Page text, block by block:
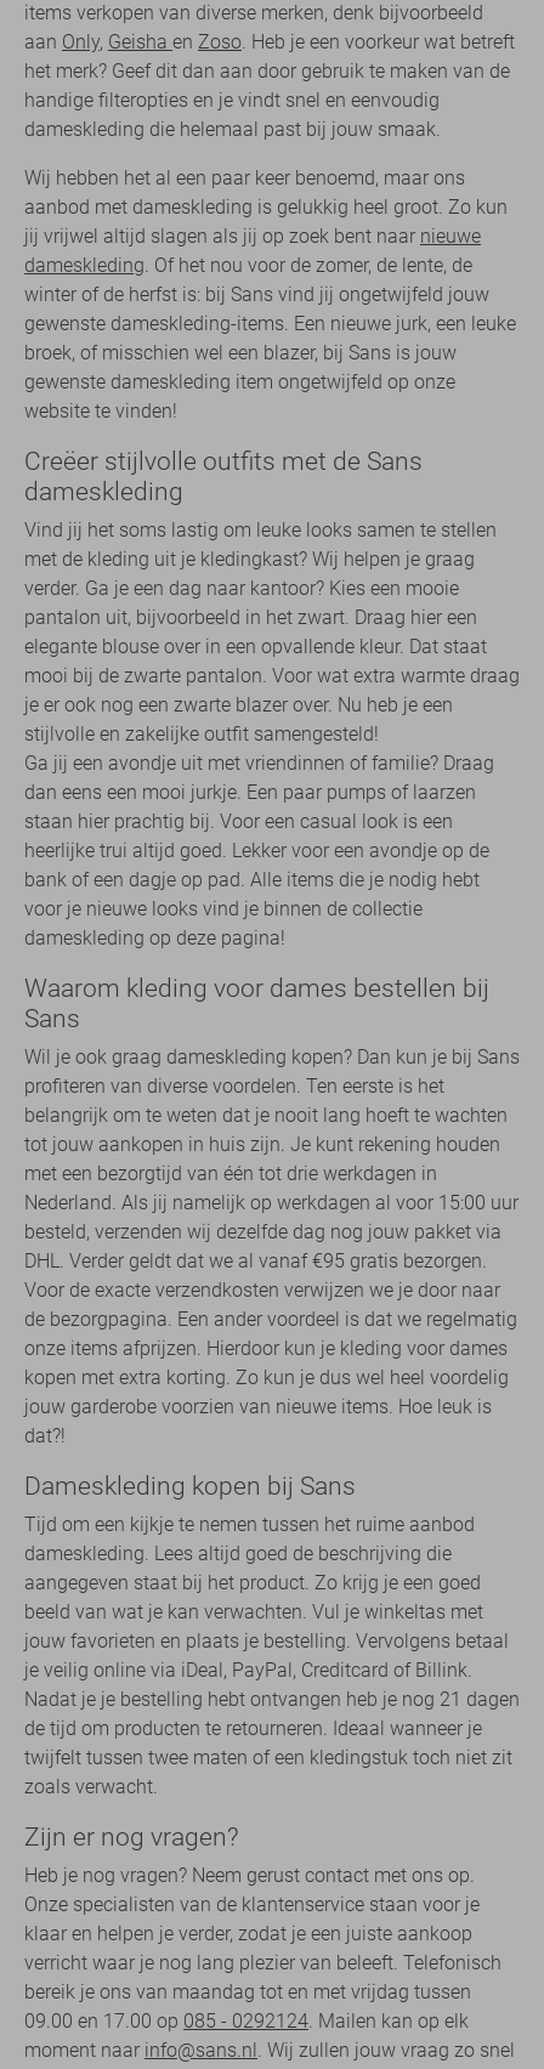
items verkopen van diverse merken, denk bijvoorbeeld
aan Only, Geisha en Zoso. Heb je een voorkeur wat betreft
het merk? Geef dit dan aan door gebruik te maken van de
handige filteropties en je vindt snel en eenvoudig
dameskleding die helemaal past bij jouw smaak.
Wij hebben het al een paar keer benoemd, maar ons
aanbod met dameskleding is gelukkig heel groot. Zo kun
jij vrijwel altijd slagen als jij op zoek bent naar nieuwe
dameskleding. Of het nou voor de zomer, de lente, de
winter of de herfst is: bij Sans vind jij ongetwijfeld jouw
gewenste dameskleding-items. Een nieuwe jurk, een leuke
broek, of misschien wel een blazer, bij Sans is jouw
gewenste dameskleding item ongetwijfeld op onze
website te vinden!
Creëer stijlvolle outfits met de Sans
dameskleding
Vind jij het soms lastig om leuke looks samen te stellen
met de kleding uit je kledingkast? Wij helpen je graag
verder. Ga je een dag naar kantoor? Kies een mooie
pantalon uit, bijvoorbeeld in het zwart. Draag hier een
elegante blouse over in een opvallende kleur. Dat staat
mooi bij de zwarte pantalon. Voor wat extra warmte draag
je er ook nog een zwarte blazer over. Nu heb je een
stijlvolle en zakelijke outfit samengesteld!
Ga jij een avondje uit met vriendinnen of familie? Draag
dan eens een mooi jurkje. Een paar pumps of laarzen
staan hier prachtig bij. Voor een casual look is een
heerlijke trui altijd goed. Lekker voor een avondje op de
bank of een dagje op pad. Alle items die je nodig hebt
voor je nieuwe looks vind je binnen de collectie
dameskleding op deze pagina!
Waarom kleding voor dames bestellen bij
Sans
Wil je ook graag dameskleding kopen? Dan kun je bij Sans
profiteren van diverse voordelen. Ten eerste is het
belangrijk om te weten dat je nooit lang hoeft te wachten
tot jouw aankopen in huis zijn. Je kunt rekening houden
met een bezorgtijd van één tot drie werkdagen in
Nederland. Als jij namelijk op werkdagen al voor 15:00 uur
besteld, verzenden wij dezelfde dag nog jouw pakket via
DHL. Verder geldt dat we al vanaf €95 gratis bezorgen.
Voor de exacte verzendkosten verwijzen we je door naar
de bezorgpagina. Een ander voordeel is dat we regelmatig
onze items afprijzen. Hierdoor kun je kleding voor dames
kopen met extra korting. Zo kun je dus wel heel voordelig
jouw garderobe voorzien van nieuwe items. Hoe leuk is
dat?!
Dameskleding kopen bij Sans
Tijd om een kijkje te nemen tussen het ruime aanbod
dameskleding. Lees altijd goed de beschrijving die
aangegeven staat bij het product. Zo krijg je een goed
beeld van wat je kan verwachten. Vul je winkeltas met
jouw favorieten en plaats je bestelling. Vervolgens betaal
je veilig online via iDeal, PayPal, Creditcard of Billink.
Nadat je je bestelling hebt ontvangen heb je nog 21 dagen
de tijd om producten te retourneren. Ideaal wanneer je
twijfelt tussen twee maten of een kledingstuk toch niet zit
zoals verwacht.
Zijn er nog vragen?
Heb je nog vragen? Neem gerust contact met ons op.
Onze specialisten van de klantenservice staan voor je
klaar en helpen je verder, zodat je een juiste aankoop
verricht waar je nog lang plezier van beleeft. Telefonisch
bereik je ons van maandag tot en met vrijdag tussen
09.00 en 17.00 op 085 - 0292124. Mailen kan op elk
moment naar info@sans.nl. Wij zullen jouw vraag zo snel